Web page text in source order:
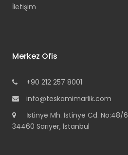
İletişim
Merkez Ofis
+90 212 257 8001
info@teskamimarlik.com
İstinye Mh. İstinye Cd. No:48/6
34460 Sarıyer, İstanbul